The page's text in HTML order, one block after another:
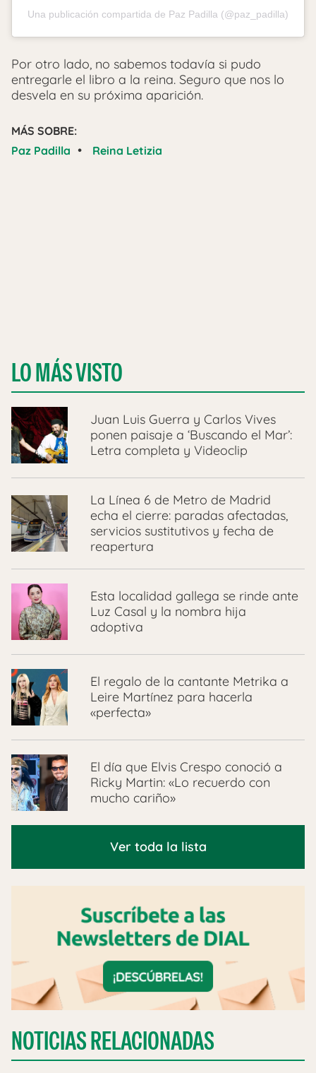
Una publicación compartida de Paz Padilla (@paz_padilla)
Por otro lado, no sabemos todavía si pudo
entregarle el libro a la reina. Seguro que nos lo
desvela en su próxima aparición.
MÁS SOBRE:
Paz Padilla • Reina Letizia
LO MÁS VISTO
Juan Luis Guerra y Carlos Vives
ponen paisaje a ‘Buscando el Mar’:
Letra completa y Videoclip
La Línea 6 de Metro de Madrid
echa el cierre: paradas afectadas,
servicios sustitutivos y fecha de
reapertura
Esta localidad gallega se rinde ante
Luz Casal y la nombra hija
adoptiva
El regalo de la cantante Metrika a
Leire Martínez para hacerla
«perfecta»
El día que Elvis Crespo conoció a
Ricky Martin: «Lo recuerdo con
mucho cariño»
Ver toda la lista
NOTICIAS RELACIONADAS